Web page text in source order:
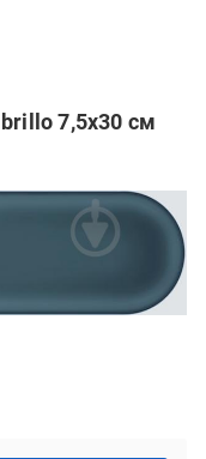
7,5x30 см